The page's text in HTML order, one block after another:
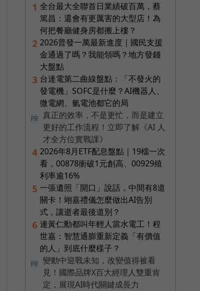
1 全台最大全聯首日業績破百萬，蔡
篤昌：還會有更厲害的大型店！為
何把餐廳健身房都搬上樓？
2 2026普發一萬最新進度｜國民支援
金通過了嗎？我能領嗎？地方發錢
大盤點
3 台達電第二曲線盤點：「不發火的
發電機」SOFC是什麼？AI機器人、
微電網、氫電池都它的局
PR
真正的效率，不是更忙，而是建立
更好的工作流程！立即了解《AI 人
才全方位實戰課》
4 2026年8月ETF配息盤點｜19檔一次
看，00878衝破1元創高、00929殖
利率逾16%
5 一張遺照「開口」說話，中間有8道
關卡！翊嘉禮儀怎麼做出AI告別
式，讓逝者最後道別？
6 連黃仁勳都叫年輕人當水電工！程
世嘉：智慧通膨重新定義「有價值
的人」到底什麼樣子？
PR
變動中迎戰未知，改變值得被看
見！國際品牌X百大經理人雙重肯
定，展現AI時代關鍵成長力